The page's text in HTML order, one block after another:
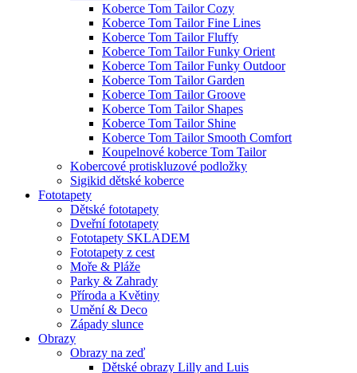
Koberce Tom Tailor Cozy
Koberce Tom Tailor Fine Lines
Koberce Tom Tailor Fluffy
Koberce Tom Tailor Funky Orient
Koberce Tom Tailor Funky Outdoor
Koberce Tom Tailor Garden
Koberce Tom Tailor Groove
Koberce Tom Tailor Shapes
Koberce Tom Tailor Shine
Koberce Tom Tailor Smooth Comfort
Koupelnové koberce Tom Tailor
Kobercové protiskluzové podložky
Sigikid dětské koberce
Fototapety
Dětské fototapety
Dveřní fototapety
Fototapety SKLADEM
Fototapety z cest
Moře & Pláže
Parky & Zahrady
Příroda a Květiny
Umění & Deco
Západy slunce
Obrazy
Obrazy na zeď
Dětské obrazy Lilly and Luis